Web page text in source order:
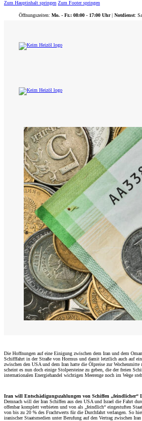
Zum Hauptinhalt springen Zum Footer springen
Öffnungszeiten: Mo. - Fr.: 08:00 - 17:00 Uhr| Notdienst:
Die Hoffnungen auf eine Einigung zwischen dem Iran und dem
Schifffahrt in der Straße von Hormus und damit letztlich auch auf
zwischen den USA und dem Iran hatte die Ölpreise zur
scheint es nun doch einige Stolpersteine zu geben, die der freien
internationalen Energiehandel wichtigen Meerenge noch im Wege
Iran will Entschädigungszahlungen von Schiffen „feindlicher“
Demnach will der Iran Schiffen aus den USA und Israel die Fahrt
offenbar komplett verbieten und von als „feindlich“ eingestuften
von bis zu 20 % des Frachtwerts für die Durchfahrt verlangen. So
iranischer Staatsmedien unter Berufung auf den Vertrag zwischen Iran